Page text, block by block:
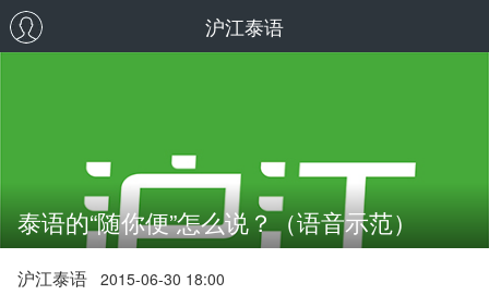
沪江泰语
泰语的“随你便”怎么说？（语音示范）
沪江泰语 2015-06-30 18:00